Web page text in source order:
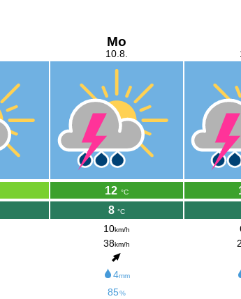
Mo
10.8.
12 °C
8 °C
10km/h
38km/h
4mm
85%